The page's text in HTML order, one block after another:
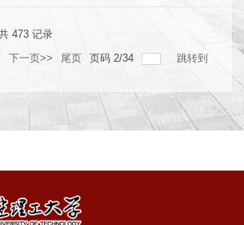
473 记录
下一页>> 尾页 页码 2/34 跳转到